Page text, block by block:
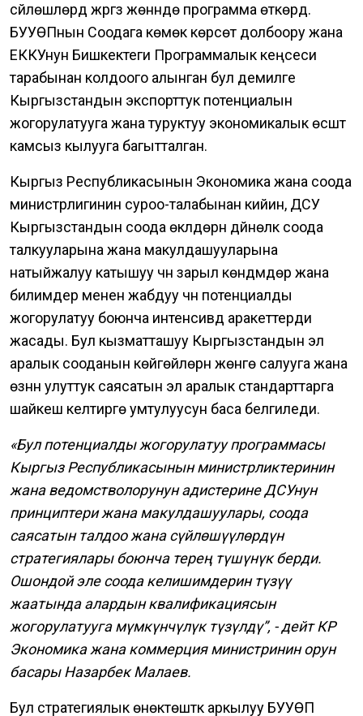
сүйлөшүүлөрдү жүргүзүү жөнүндө программа өткөрдү.
БУУӨПнын Соодага көмөк көрсөтүү долбоору жана
ЕККУнун Бишкектеги Программалык кеңсеси
тарабынан колдоого алынган бул демилге
Кыргызстандын экспорттук потенциалын
жогорулатууга жана туруктуу экономикалык өсүштү
камсыз кылууга багытталган.
Кыргыз Республикасынын Экономика жана соода
министрлигинин суроо-талабынан кийин, ДСУ
Кыргызстандын соода өкүлдөрүн дүйнөлүк соода
талкууларына жана макулдашууларына
натыйжалуу катышуу үчүн зарыл көндүмдөр жана
билимдер менен жабдуу үчүн потенциалды
жогорулатуу боюнча интенсивдүү аракеттерди
жасады. Бул кызматташуу Кыргызстандын эл
аралык сооданын көйгөйлөрүн жөнгө салууга жана
өзүнүн улуттук саясатын эл аралык стандарттарга
шайкеш келтирүүгө умтулуусун баса белгиледи.
«Бул потенциалды жогорулатуу программасы
Кыргыз Республикасынын министрликтеринин
жана ведомстволорунун адистерине ДСУнун
принциптери жана макулдашуулары, соода
саясатын талдоо жана сүйлөшүүлөрдүн
стратегиялары боюнча терең түшүнүк берди.
Ошондой эле соода келишимдерин түзүү
жаатында алардын квалификациясын
жогорулатууга мүмкүнчүлүк түзүлдү”, - дейт КР
Экономика жана коммерция министринин орун
басары Назарбек Малаев.
Бул стратегиялык өнөктөштүк аркылуу БУУӨП